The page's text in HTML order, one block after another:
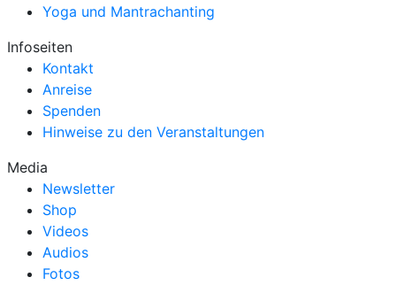
Yoga und Mantrachanting
Infoseiten
Kontakt
Anreise
Spenden
Hinweise zu den Veranstaltungen
Media
Newsletter
Shop
Videos
Audios
Fotos